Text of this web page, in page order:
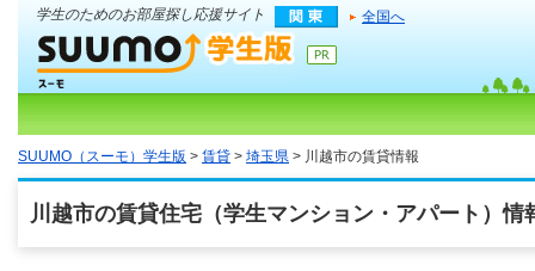
学生のためのお部屋探し応援サイト 全国へ
SUUMO（スーモ）学生版 > 賃貸 > 埼玉県 > 川越市の賃貸情報
川越市の賃貸住宅（学生マンション・アパート）情